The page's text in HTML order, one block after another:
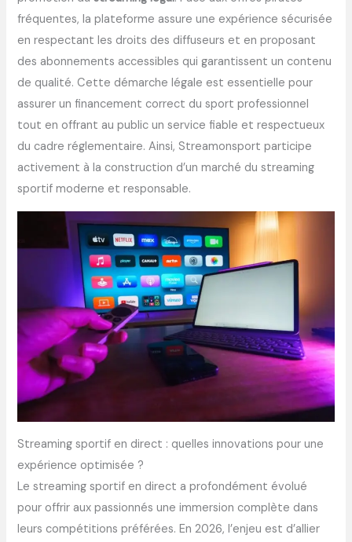
fréquentes, la plateforme assure une expérience sécurisée
en respectant les droits des diffuseurs et en proposant
des abonnements accessibles qui garantissent un contenu
de qualité. Cette démarche légale est essentielle pour
assurer un financement correct du sport professionnel
tout en offrant au public un service fiable et respectueux
du cadre réglementaire. Ainsi, Streamonsport participe
activement à la construction d’un marché du streaming
sportif moderne et responsable.
Streaming sportif en direct : quelles innovations pour une
expérience optimisée ?
Le streaming sportif en direct a profondément évolué
pour offrir aux passionnés une immersion complète dans
leurs compétitions préférées. En 2026, l’enjeu est d’allier